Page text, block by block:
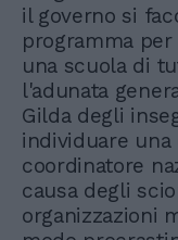
il governo si
programma
una scuola di
l'adunata
Gilda degli
individuare
coordinatore
causa degli
organizzazioni